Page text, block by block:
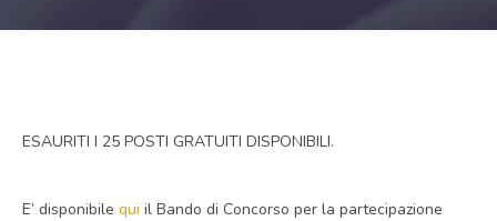
ESAURITI I 25 POSTI GRATUITI DISPONIBILI.
E’ disponibile qui il Bando di Concorso per la partecipazione